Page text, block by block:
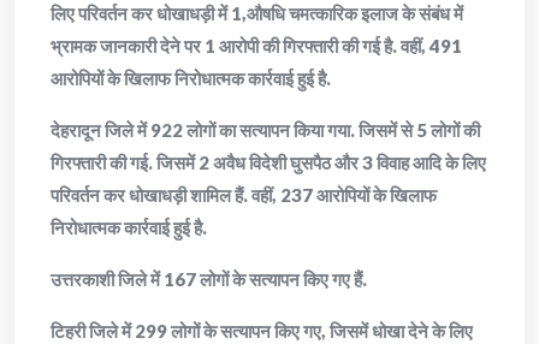
लिए परिवर्तन कर धोखाधड़ी में 1,औषधि चमत्कारिक इलाज के संबंध में
भ्रामक जानकारी देने पर 1 आरोपी की गिरफ्तारी की गई है. वहीं, 491
आरोपियों के खिलाफ निरोधात्मक कार्रवाई हुई है.
देहरादून जिले में 922 लोगों का सत्यापन किया गया. जिसमें से 5 लोगों की
गिरफ्तारी की गई. जिसमें 2 अवैध विदेशी घुसपैठ और 3 विवाह आदि के लिए
परिवर्तन कर धोखाधड़ी शामिल हैं. वहीं, 237 आरोपियों के खिलाफ
निरोधात्मक कार्रवाई हुई है.
उत्तरकाशी जिले में 167 लोगों के सत्यापन किए गए हैं.
टिहरी जिले में 299 लोगों के सत्यापन किए गए, जिसमें धोखा देने के लिए